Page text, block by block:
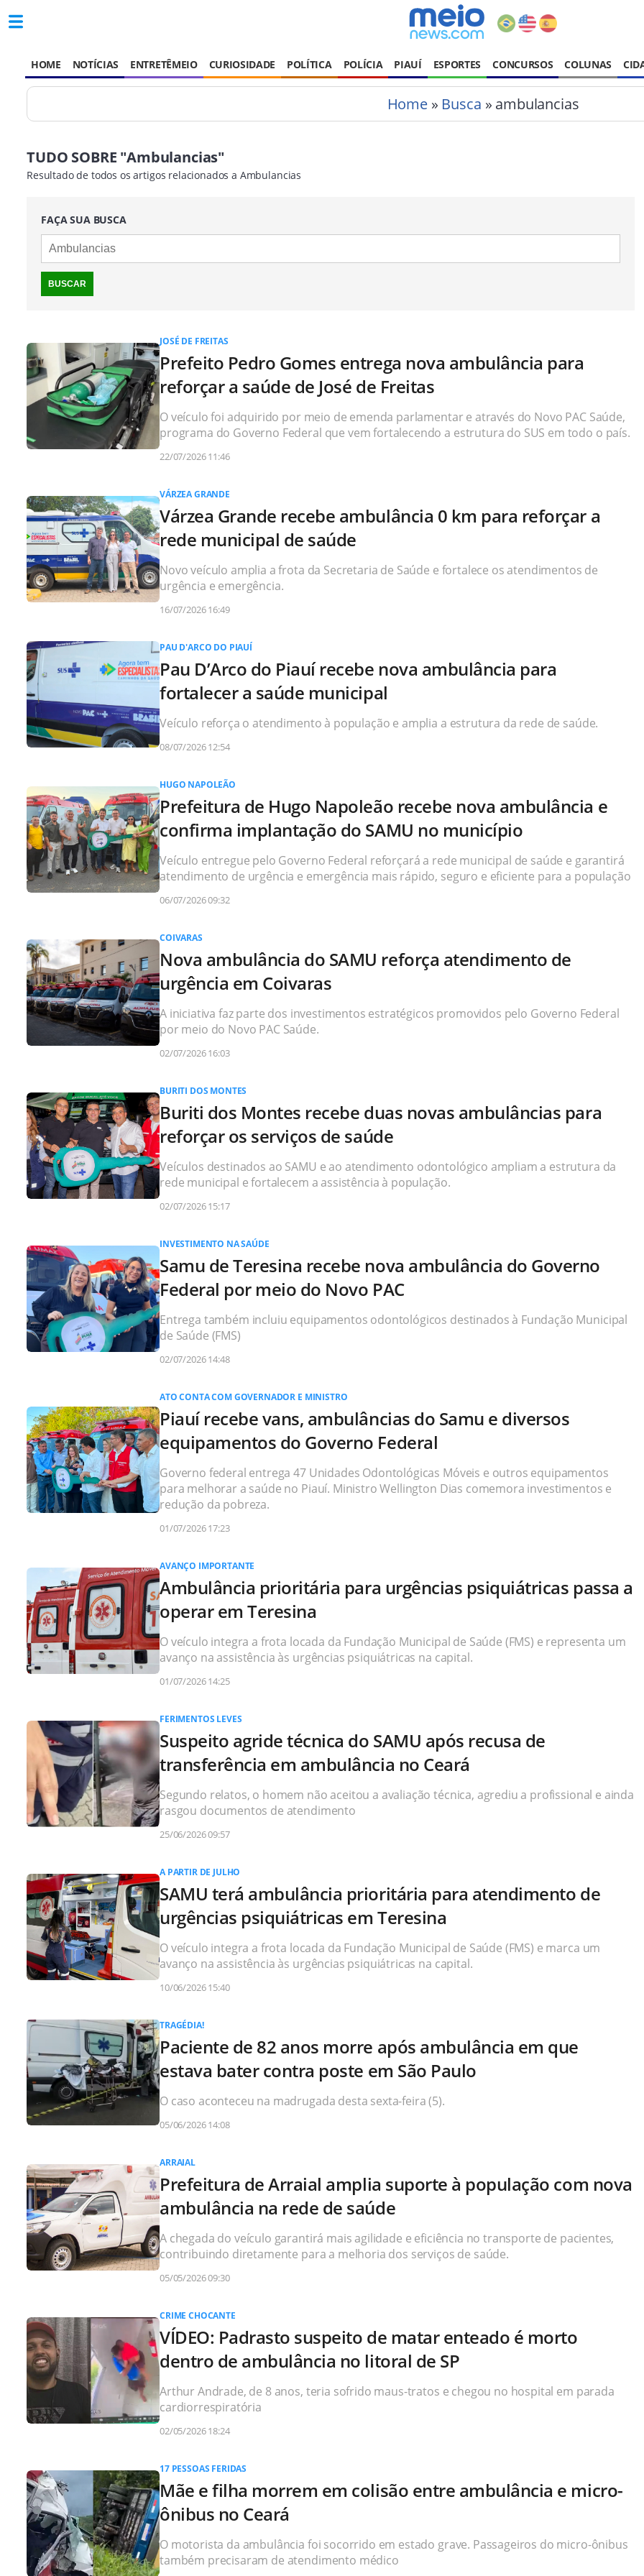
HOME NOTÍCIAS ENTRETÊMEIO CURIOSIDADE POLÍTICA POLÍCIA PIAUÍ ESPORTES CONCURSOS COLUNAS
Home» Busca » ambulancias
TUDO SOBRE "Ambulancias"
Resultado de todos os artigos relacionados a Ambulancias
FAÇA SUA BUSCA
BUSCAR
JOSÉ DE FREITAS
Prefeito Pedro Gomes entrega nova ambulância para
reforçar a saúde de José de Freitas
O veículo foi adquirido por meio de emenda parlamentar e através do Novo PAC Saúde,
programa do Governo Federal que vem fortalecendo a estrutura do SUS em todo o país.
22/07/2026 11:46
VÁRZEA GRANDE
Várzea Grande recebe ambulância 0 km para reforçar a
rede municipal de saúde
Novo veículo amplia a frota da Secretaria de Saúde e fortalece os atendimentos de
urgência e emergência.
16/07/2026 16:49
PAU D'ARCO DO PIAUÍ
Pau D’Arco do Piauí recebe nova ambulância para
fortalecer a saúde municipal
Veículo reforça o atendimento à população e amplia a estrutura da rede de saúde.
08/07/2026 12:54
HUGO NAPOLEÃO
Prefeitura de Hugo Napoleão recebe nova ambulância e
confirma implantação do SAMU no município
Veículo entregue pelo Governo Federal reforçará a rede municipal de saúde e garantirá
atendimento de urgência e emergência mais rápido, seguro e eficiente para a população
06/07/2026 09:32
COIVARAS
Nova ambulância do SAMU reforça atendimento de
urgência em Coivaras
A iniciativa faz parte dos investimentos estratégicos promovidos pelo Governo Federal
por meio do Novo PAC Saúde.
02/07/2026 16:03
BURITI DOS MONTES
Buriti dos Montes recebe duas novas ambulâncias para
reforçar os serviços de saúde
Veículos destinados ao SAMU e ao atendimento odontológico ampliam a estrutura da
rede municipal e fortalecem a assistência à população.
02/07/2026 15:17
INVESTIMENTO NA SAÚDE
Samu de Teresina recebe nova ambulância do Governo
Federal por meio do Novo PAC
Entrega também incluiu equipamentos odontológicos destinados à Fundação Municipal
de Saúde (FMS)
02/07/2026 14:48
ATO CONTA COM GOVERNADOR E MINISTRO
Piauí recebe vans, ambulâncias do Samu e diversos
equipamentos do Governo Federal
Governo federal entrega 47 Unidades Odontológicas Móveis e outros equipamentos
para melhorar a saúde no Piauí. Ministro Wellington Dias comemora investimentos e
redução da pobreza.
01/07/2026 17:23
AVANÇO IMPORTANTE
Ambulância prioritária para urgências psiquiátricas passa a
operar em Teresina
O veículo integra a frota locada da Fundação Municipal de Saúde (FMS) e representa um
avanço na assistência às urgências psiquiátricas na capital.
01/07/2026 14:25
FERIMENTOS LEVES
Suspeito agride técnica do SAMU após recusa de
transferência em ambulância no Ceará
Segundo relatos, o homem não aceitou a avaliação técnica, agrediu a profissional e ainda
rasgou documentos de atendimento
25/06/2026 09:57
A PARTIR DE JULHO
SAMU terá ambulância prioritária para atendimento de
urgências psiquiátricas em Teresina
O veículo integra a frota locada da Fundação Municipal de Saúde (FMS) e marca um
avanço na assistência às urgências psiquiátricas na capital.
10/06/2026 15:40
TRAGÉDIA!
Paciente de 82 anos morre após ambulância em que
estava bater contra poste em São Paulo
O caso aconteceu na madrugada desta sexta-feira (5).
05/06/2026 14:08
ARRAIAL
Prefeitura de Arraial amplia suporte à população com nova
ambulância na rede de saúde
A chegada do veículo garantirá mais agilidade e eficiência no transporte de pacientes,
contribuindo diretamente para a melhoria dos serviços de saúde.
05/05/2026 09:30
CRIME CHOCANTE
VÍDEO: Padrasto suspeito de matar enteado é morto
dentro de ambulância no litoral de SP
Arthur Andrade, de 8 anos, teria sofrido maus-tratos e chegou no hospital em parada
cardiorrespiratória
02/05/2026 18:24
17 PESSOAS FERIDAS
Mãe e filha morrem em colisão entre ambulância e micro-
ônibus no Ceará
O motorista da ambulância foi socorrido em estado grave. Passageiros do micro-ônibus
também precisaram de atendimento médico